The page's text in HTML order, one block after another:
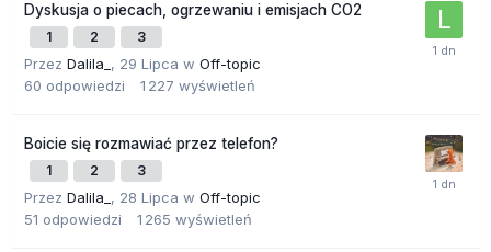
Dyskusja o piecach, ogrzewaniu i emisjach CO2
1 2 3
Przez Dalila_ , 29 Lipca w Off-topic
60 odpowiedzi 1 227 wyświetleń
Boicie się rozmawiać przez telefon?
1 2 3
Przez Dalila_ , 28 Lipca w Off-topic
51 odpowiedzi 1 265 wyświetleń